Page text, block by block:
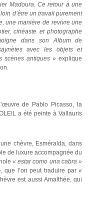
Madoura. Ce retour à une
d’être un travail purement
une manière de revivre une
cinéaste et photographe
dans son Album de
avec les objets et
scènes antiques» explique
de Pablo Picasso, la
a été peinte à Vallauris
chèvre, Esméralda, dans
de luxure accompagnée du
« estar como una cabra »
que l’on peut traduire par«
est aussi Amalthée, qui